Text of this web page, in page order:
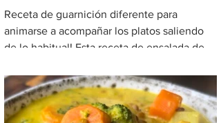
Receta de guarnición diferente para
animarse a acompañar los platos saliendo
de lo habitual! Esta receta de ensalada de